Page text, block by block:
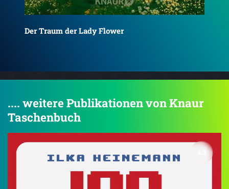
Die Liebe der Lady River
.... weitere Publikationen von Knaur
Taschenbuch